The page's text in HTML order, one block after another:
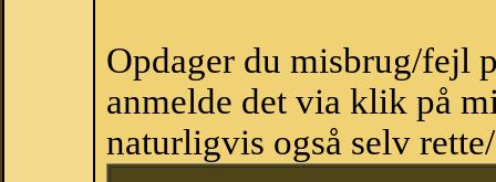
Opdager du misbrug/fejl
anmelde det via klik på
naturligvis også selv